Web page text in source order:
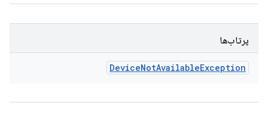
پرتاب‌ها
DeviceNotAvailableException